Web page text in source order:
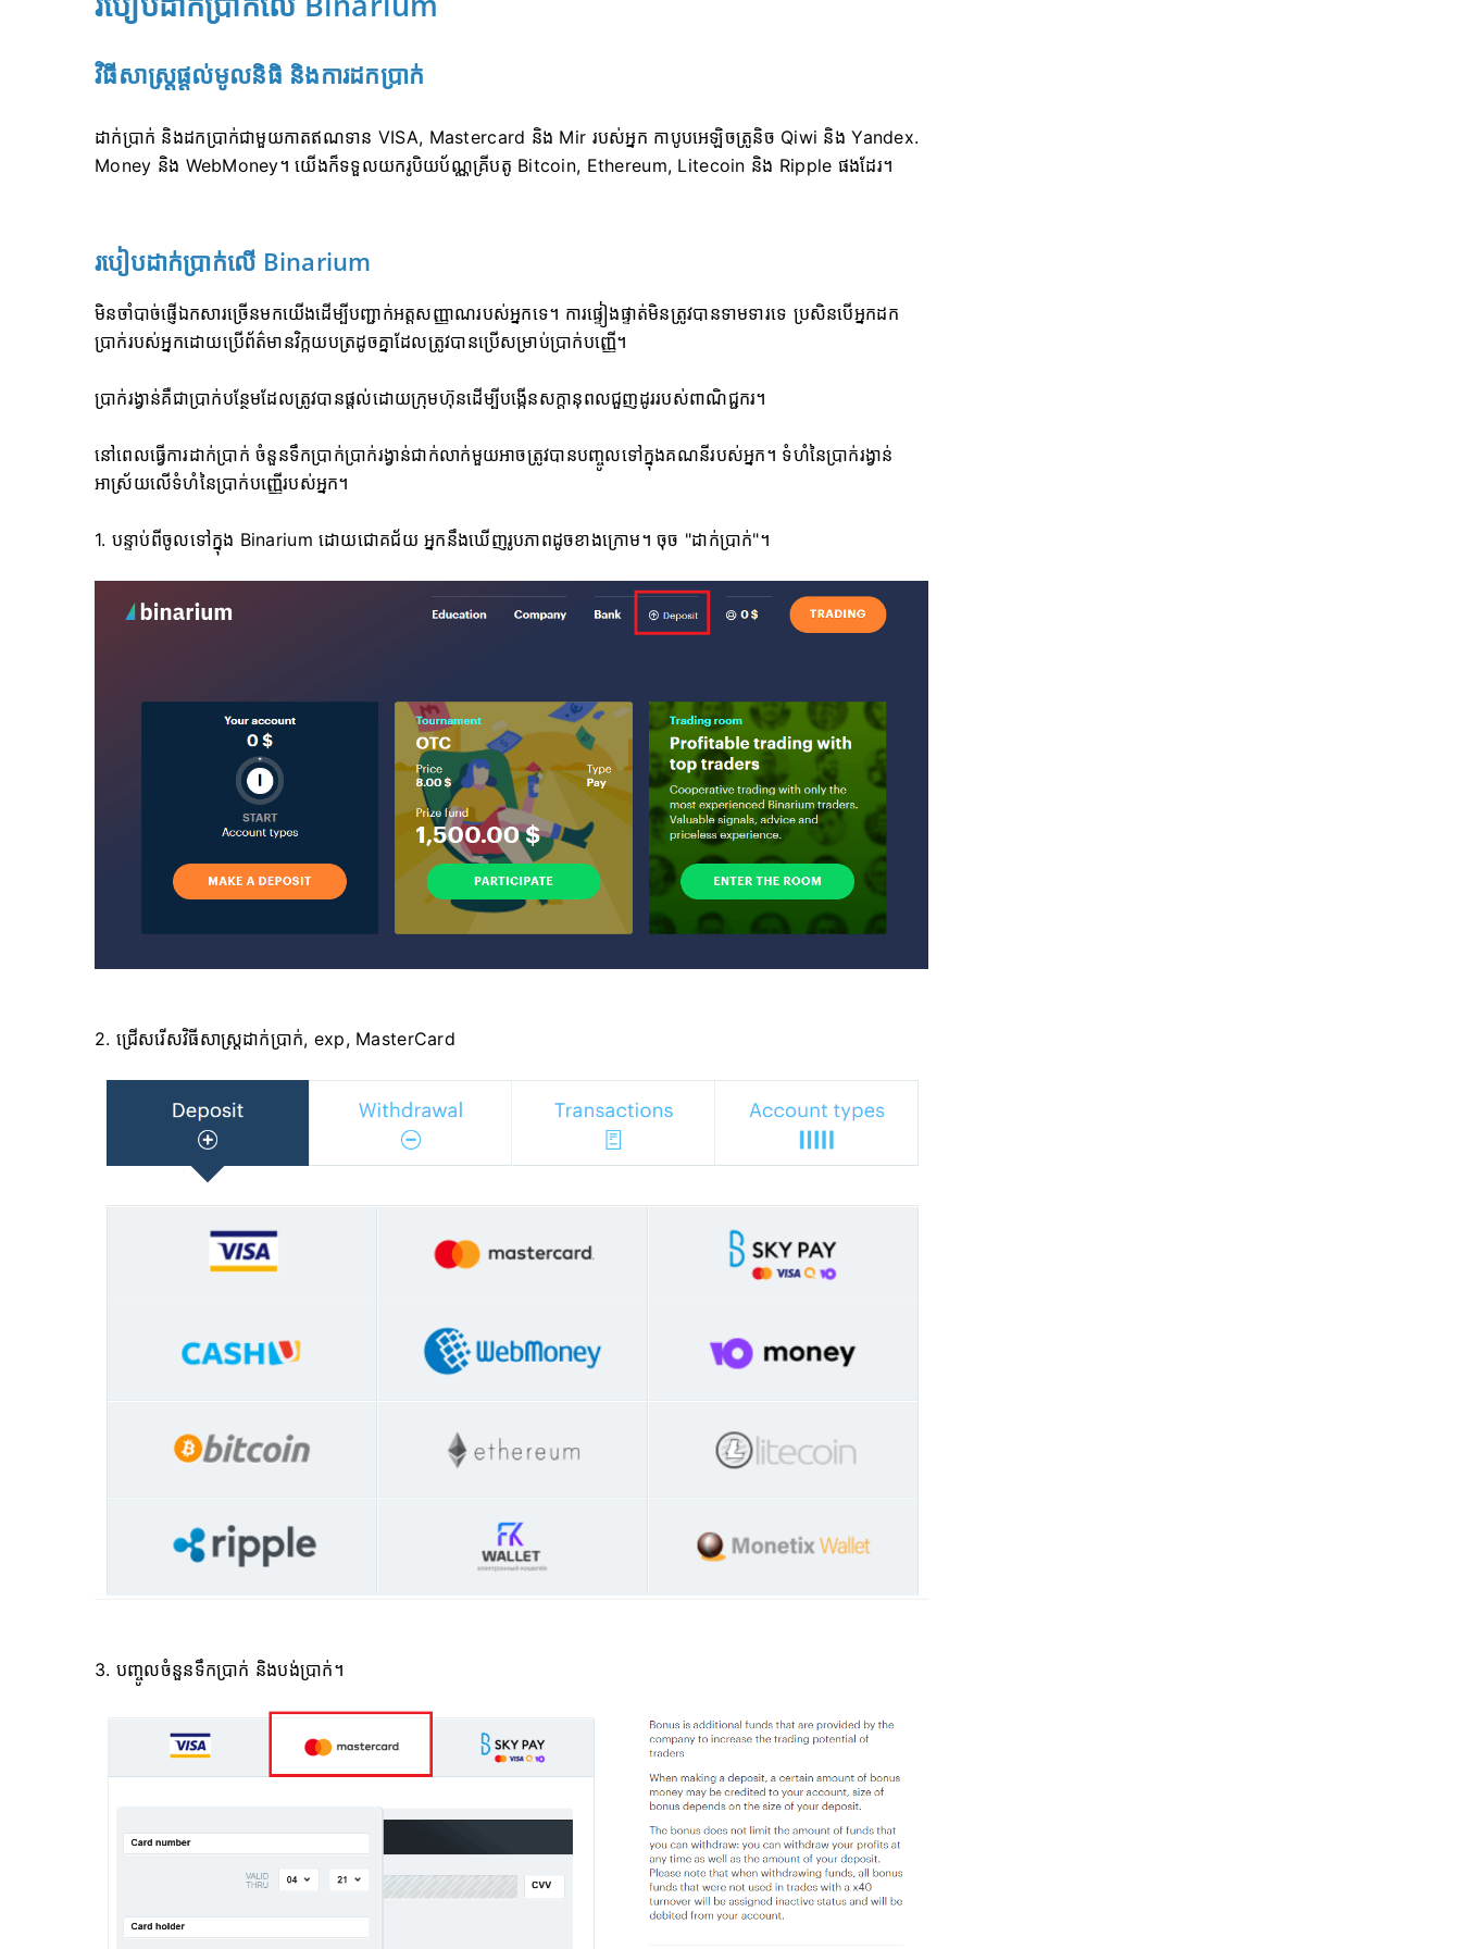
វិធីសាស្រ្តផ្តល់មូលនិធិ និងការដកប្រាក់
ដាក់ប្រាក់ និងដកប្រាក់ជាមួយកាតឥណទាន VISA, Mastercard និង Mir របស់អ្នក កាបូបអេឡិចត្រូនិច Qiwi និង Yandex.
Money និង WebMoney។ យើងក៏ទទួលយករូបិយប័ណ្ណគ្រីបតូ Bitcoin, Ethereum, Litecoin និង Ripple ផងដែរ។
របៀបដាក់ប្រាក់លើ Binarium
មិនចាំបាច់ផ្ញើឯកសារច្រើនមកយើងដើម្បីបញ្ជាក់អត្តសញ្ញាណរបស់អ្នកទេ។ ការផ្ទៀងផ្ទាត់មិនត្រូវបានទាមទារទេ ប្រសិនបើអ្នកដក
ប្រាក់របស់អ្នកដោយប្រើព័ត៌មានវិក្កយបត្រដូចគ្នាដែលត្រូវបានប្រើសម្រាប់ប្រាក់បញ្ញើ។
ប្រាក់រង្វាន់គឺជាប្រាក់បន្ថែមដែលត្រូវបានផ្តល់ដោយក្រុមហ៊ុនដើម្បីបង្កើនសក្តានុពលជួញដូររបស់ពាណិជ្ជករ។
នៅពេលធ្វើការដាក់ប្រាក់ ចំនួនទឹកប្រាក់ប្រាក់រង្វាន់ជាក់លាក់មួយអាចត្រូវបានបញ្ចូលទៅក្នុងគណនីរបស់អ្នក។ ទំហំនៃប្រាក់រង្វាន់
អាស្រ័យលើទំហំនៃប្រាក់បញ្ញើរបស់អ្នក។
1. ​​បន្ទាប់ពីចូលទៅក្នុង Binarium ដោយជោគជ័យ អ្នកនឹងឃើញរូបភាពដូចខាងក្រោម។ ចុច "ដាក់ប្រាក់"។
2. ជ្រើសរើសវិធីសាស្ត្រដាក់ប្រាក់, exp, MasterCard
3. បញ្ចូលចំនួនទឹកប្រាក់ និងបង់ប្រាក់។